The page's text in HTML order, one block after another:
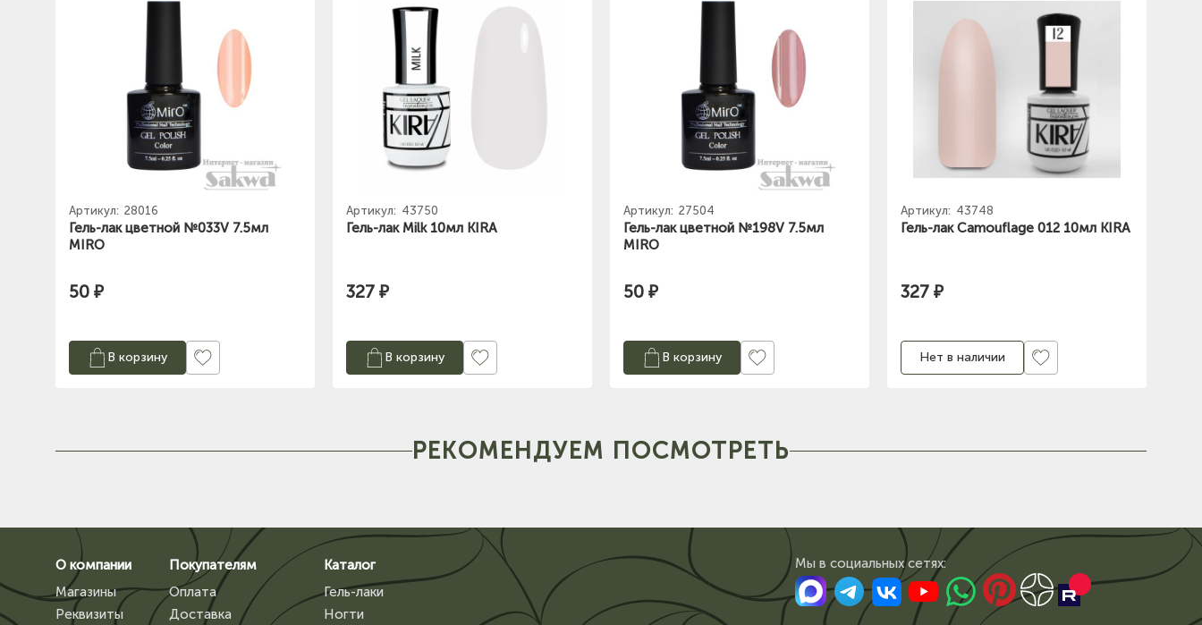
Артикул: 28016
Гель-лак цветной №033V 7.5мл
MIRO
50 ₽
В корзину
Артикул: 43750
Гель-лак Milk 10мл KIRA
327 ₽
В корзину
Артикул: 27504
Гель-лак цветной №198V 7.5мл
MIRO
50 ₽
В корзину
Артикул: 43748
Гель-лак Camouflage 012 10мл KIRA
327 ₽
Нет в наличии
РЕКОМЕНДУЕМ ПОСМОТРЕТЬ
О компании
Магазины
Реквизиты
Покупателям
Оплата
Доставка
Каталог
Гель-лаки
Ногти
Мы в сoциальных сетях: